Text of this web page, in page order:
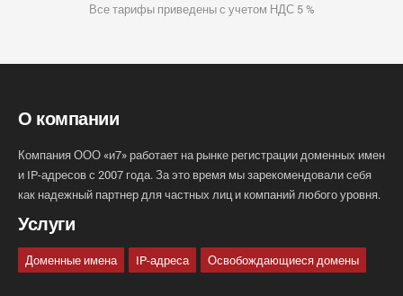
Все тарифы приведены с учетом НДС 5 %
О компании
Компания ООО «и7» работает на рынке регистрации доменных имен
и IP-адресов с 2007 года. За это время мы зарекомендовали себя
как надежный партнер для частных лиц и компаний любого уровня.
Услуги
Доменные имена IP-адреса Освобождающиеся домены